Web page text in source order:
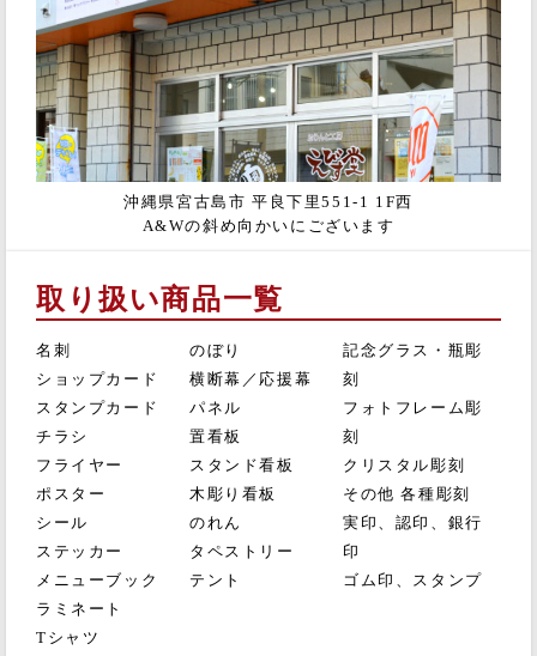
沖縄県宮古島市 平良下里551-1 1F西
A&Wの斜め向かいにございます
取り扱い商品一覧
名刺
ショップカード
スタンプカード
チラシ
フライヤー
ポスター
シール
ステッカー
メニューブック
ラミネート
Tシャツ
のぼり
横断幕／応援幕
パネル
置看板
スタンド看板
木彫り看板
のれん
タペストリー
テント
記念グラス・瓶彫
刻
フォトフレーム彫
刻
クリスタル彫刻
その他 各種彫刻
実印、認印、銀行
印
ゴム印、スタンプ